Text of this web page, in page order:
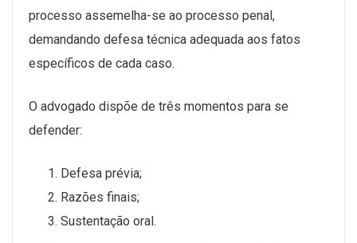
processo assemelha-se ao processo penal,
demandando defesa técnica adequada aos fatos
específicos de cada caso.
O advogado dispõe de três momentos para se
defender:
Defesa prévia;
Razões finais;
Sustentação oral.